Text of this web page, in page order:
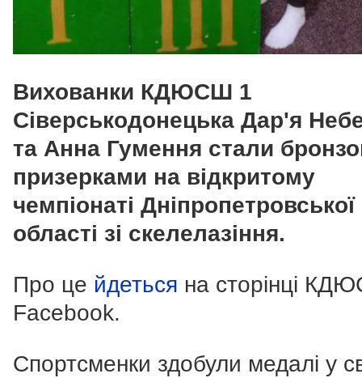
Вихованки КДЮСШ 1
Сіверськодонецька Дар'я
та Анна Гумення стали
призерками на відкритому
чемпіонаті Дніпропетровської
області зі скелелазіння.
Про це йдеться на сторінці
Facebook.
Спортсменки здобули медалі у